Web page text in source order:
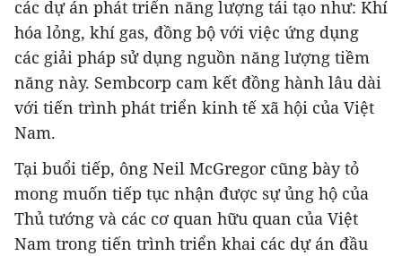
các dự án phát triển năng lượng tái tạo như: Khí
hóa lỏng, khí gas, đồng bộ với việc ứng dụng
các giải pháp sử dụng nguồn năng lượng tiềm
năng này. Sembcorp cam kết đồng hành lâu dài
với tiến trình phát triển kinh tế xã hội của Việt
Nam.
Tại buổi tiếp, ông Neil McGregor cũng bày tỏ
mong muốn tiếp tục nhận được sự ủng hộ của
Thủ tướng và các cơ quan hữu quan của Việt
Nam trong tiến trình triển khai các dự án đầu